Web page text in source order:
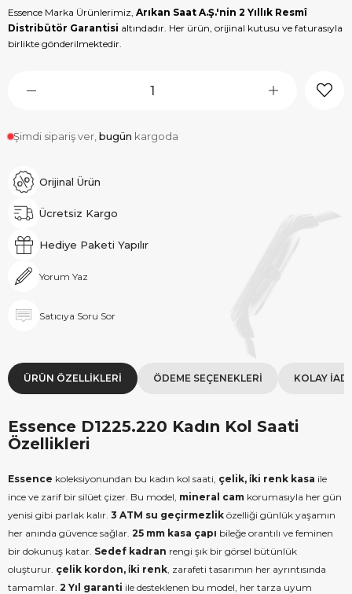
Essence Marka Ürünlerimiz, Arıkan Saat A.Ş.'nin 2 Yıllık Resmî
Distribütör Garantisi altındadır. Her ürün, orijinal kutusu ve faturasıyla
birlikte gönderilmektedir.
Şimdi sipariş ver, bugün kargoda
Orijinal Ürün
Ücretsiz Kargo
Hediye Paketi Yapılır
Yorum Yaz
Satıcıya Soru Sor
ÜRÜN ÖZELLIKLERI ÖDEME SEÇENEKLERI KOLAY
Essence D1225.220 Kadın Kol Saati
Özellikleri
Essence koleksiyonundan bu kadın kol saati, çelik, i̇ki renk kasa ile
ince ve zarif bir silüet çizer. Bu model, mineral cam korumasıyla her gün
yenisi gibi parlak kalır. 3 ATM su geçirmezlik özelliği günlük yaşamın
her anında güvence sağlar. 25 mm kasa çapı bileğe orantılı ve feminen
bir dokunuş katar. Sedef kadran rengi şık bir görsel bütünlük
oluşturur. çelik kordon, i̇ki renk, zarafeti tasarımın her ayrıntısında
tamamlar. 2 Yıl garanti ile desteklenen bu model, her tarza uyum